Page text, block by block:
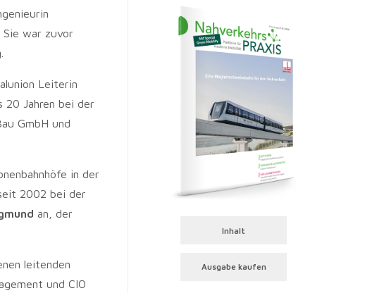
Sie war zuvor
Leiterin
Jahren bei der
GmbH und
in der
2002 bei der
an, der
leitenden
und CIO
Inhalt
Ausgabe kaufen